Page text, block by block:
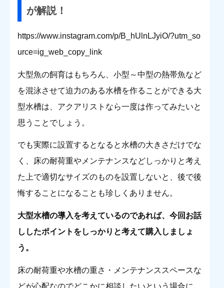
が解説！
https://www.instagram.com/p/B_hUlnLJyiO/?utm_so
urce=ig_web_copy_link
大型魚の飼育はもちろん、小型～中型の熱帯魚など
を混泳させて迫力のある水槽を作ることができる大
型水槽は、アクアリストなら一度は作ってみたいと
思うことでしょう。
でも実際に設置するとなると水槽の大きさだけでな
く、床の耐荷重やメンテナンスなどしっかりと考え
た上で適切なサイズのものを設置しないと、後で後
悔することになることも珍しくありません。
大型水槽の導入を考えているのであれば、今回お話
ししたポイントをしっかりと考えて購入しましょ
う 。
床の耐荷重や水槽の重さ・メンテナンススペースな
どが心配なのでどこかに相談したいという場合に